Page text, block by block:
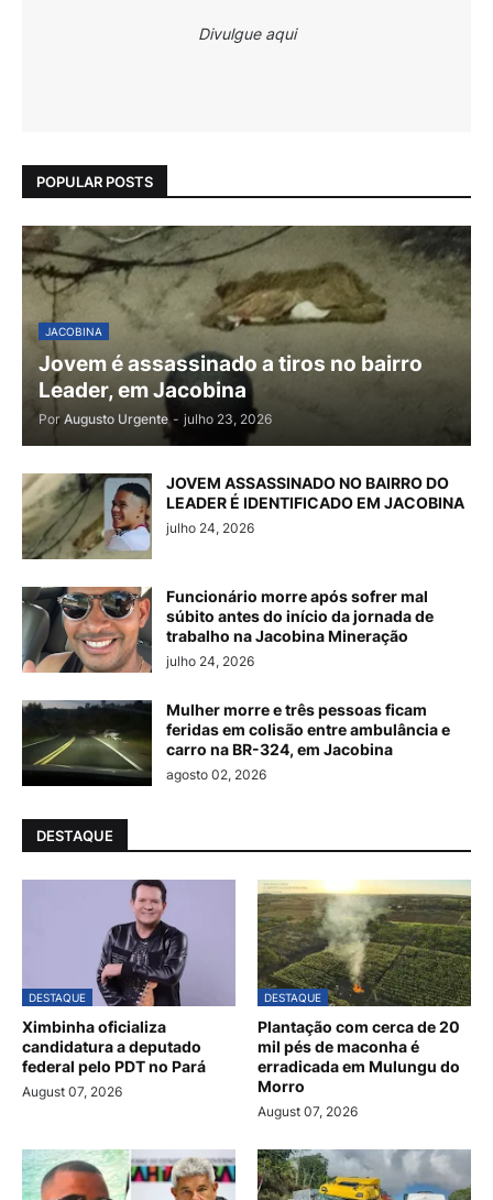
Divulgue aqui
POPULAR POSTS
JACOBINA
Jovem é assassinado a tiros no bairro
Leader, em Jacobina
Por Augusto Urgente - julho 23, 2026
JOVEM ASSASSINADO NO BAIRRO DO
LEADER É IDENTIFICADO EM JACOBINA
julho 24, 2026
Funcionário morre após sofrer mal
súbito antes do início da jornada de
trabalho na Jacobina Mineração
julho 24, 2026
Mulher morre e três pessoas ficam
feridas em colisão entre ambulância e
carro na BR-324, em Jacobina
agosto 02, 2026
DESTAQUE
DESTAQUE
Ximbinha oficializa
candidatura a deputado
federal pelo PDT no Pará
August 07, 2026
DESTAQUE
Plantação com cerca de 20
mil pés de maconha é
erradicada em Mulungu do
Morro
August 07, 2026